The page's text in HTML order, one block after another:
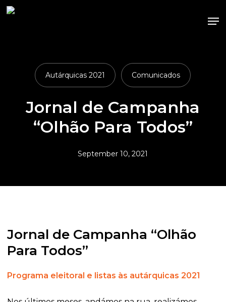
Skip
Autárquicas 2021 Comunicados
Jornal de Campanha
“Olhão Para Todos”
September 10, 2021
Jornal de Campanha “Olhão
Para Todos”
Programa eleitoral e listas às autárquicas 2021